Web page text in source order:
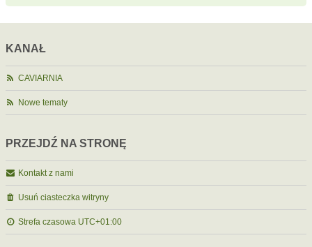
KANAŁ
CAVIARNIA
Nowe tematy
PRZEJDŹ NA STRONĘ
Kontakt z nami
Usuń ciasteczka witryny
Strefa czasowa UTC+01:00